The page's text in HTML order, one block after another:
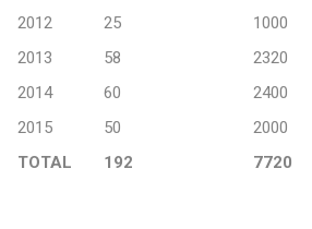
2012
25
1000
2013
58
2320
2014
60
2400
2015
50
2000
TOTAL
192 7720